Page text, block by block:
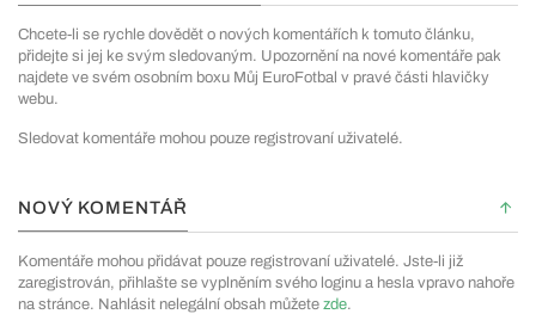
Chcete-li se rychle dovědět o nových komentářích k tomuto článku,
přidejte si jej ke svým sledovaným. Upozornění na nové komentáře pak
najdete ve svém osobním boxu Můj EuroFotbal v pravé části hlavičky
webu.
Sledovat komentáře mohou pouze registrovaní uživatelé.
NOVÝ KOMENTÁŘ
Komentáře mohou přidávat pouze registrovaní uživatelé. Jste-li již
zaregistrován, přihlašte se vyplněním svého loginu a hesla vpravo nahoře
na stránce. Nahlásit nelegální obsah můžete zde.